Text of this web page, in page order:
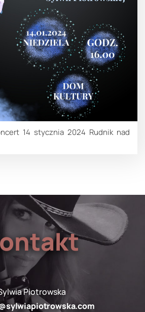
14 stycznia 2024 Rudnik nad
Piotrowska